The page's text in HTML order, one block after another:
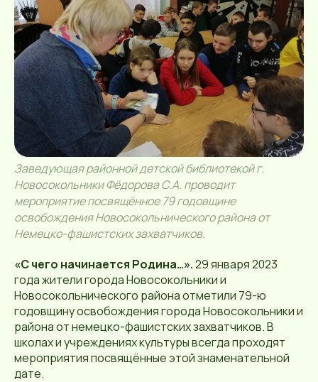
Заведующая районной детской библиотекой г.
Новосокольники Фёдорова С.А. проводит
мероприятие посвящённое 79 годовщине
освобождения Новосокольнического района от
Немецко-фашистских захватчиков.
«С чего начинается Родина…».29 января 2023
года жители города Новосокольники и
Новосокольнического района отметили 79-ю
годовщину освобождения города Новосокольники и
района от немецко-фашистских захватчиков. В
школах и учреждениях культуры всегда проходят
мероприятия посвящённые этой знаменательной
дате.